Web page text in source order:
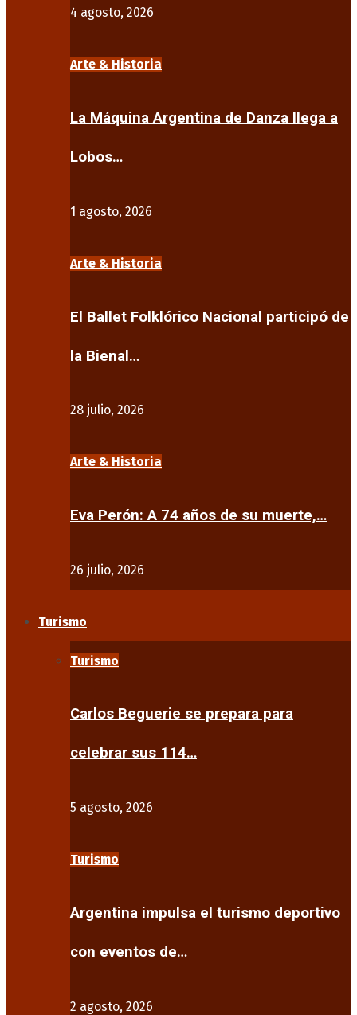
4 agosto, 2026
Arte & Historia
La Máquina Argentina de Danza llega a
Lobos…
1 agosto, 2026
Arte & Historia
El Ballet Folklórico Nacional participó de
la Bienal…
28 julio, 2026
Arte & Historia
Eva Perón: A 74 años de su muerte,…
26 julio, 2026
Turismo
Turismo
Carlos Beguerie se prepara para
celebrar sus 114…
5 agosto, 2026
Turismo
Argentina impulsa el turismo deportivo
con eventos de…
2 agosto, 2026